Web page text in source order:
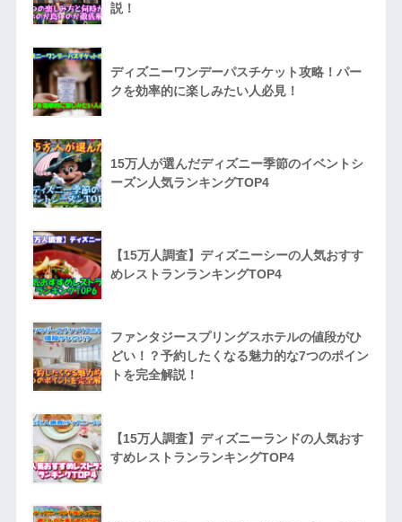
説！
ディズニーワンデーパスチケット攻略！パー
クを効率的に楽しみたい人必見！
15万人が選んだディズニー季節のイベントシ
ーズン人気ランキングTOP4
【15万人調査】ディズニーシーの人気おすす
めレストランランキングTOP4
ファンタジースプリングスホテルの値段がひ
どい！？予約したくなる魅力的な7つのポイン
トを完全解説！
【15万人調査】ディズニーランドの人気おす
すめレストランランキングTOP4